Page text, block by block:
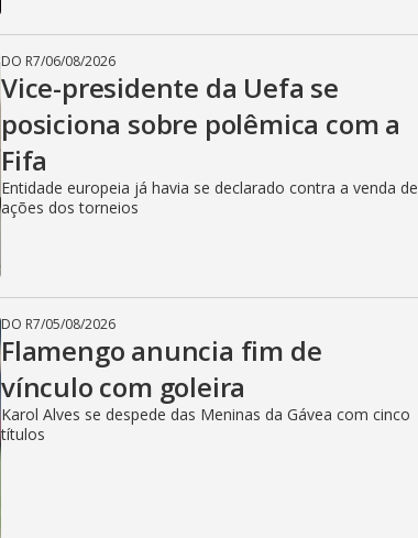
DO R7/06/08/2026
Vice-presidente da Uefa se
posiciona sobre polêmica com a
Fifa
Entidade europeia já havia se declarado contra a venda de
ações dos torneios
DO R7/05/08/2026
Flamengo anuncia fim de
vínculo com goleira
Karol Alves se despede das Meninas da Gávea com cinco
títulos